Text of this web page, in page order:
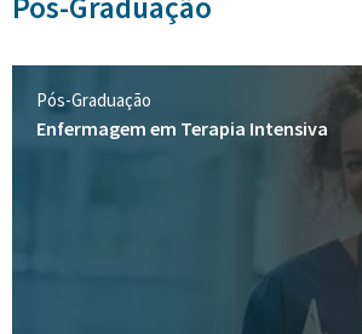
Pós-Graduação
Enfermagem em Terapia Intensiva